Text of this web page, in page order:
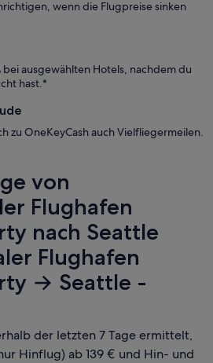
wenn die Flugpreise sinken
bei ausgewählten Hotels, nachdem du
hast.*
zu OneKeyCash auch Vielfliegermeilen.
von
Flughafen
nach Seattle
Flughafen
→ Seattle -
der letzten 7 Tage ermittelt,
Hinflug) ab 139 € und Hin- und